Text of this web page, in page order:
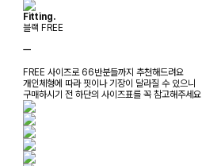
Fitting.
블랙 FREE
ㅡ
FREE 사이즈로 66반분들까지 추천해드려요
개인체형에 따라 핏이나 기장이 달라질 수 있으니
구매하시기 전 하단의 사이즈표를 꼭 참고해주세요